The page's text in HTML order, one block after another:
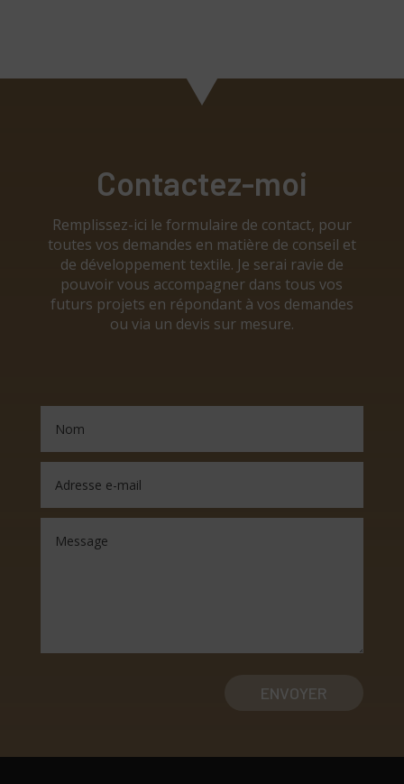
Contactez-moi
Remplissez-ici le formulaire de contact, pour
toutes vos demandes en matière de conseil et
de développement textile. Je serai ravie de
pouvoir vous accompagner dans tous vos
futurs projets en répondant à vos demandes
ou via un devis sur mesure.
ENVOYER